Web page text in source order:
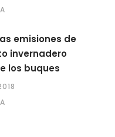
emisiones de
invernadero
los buques